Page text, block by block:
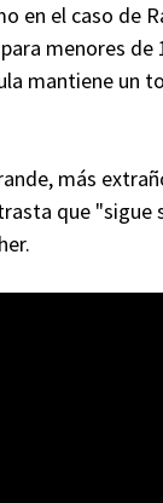
en el caso de
menores de
mantiene un
más
que